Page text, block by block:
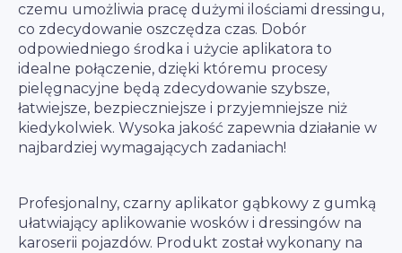
czemu umożliwia pracę dużymi ilościami dressingu,
co zdecydowanie oszczędza czas. Dobór
odpowiedniego środka i użycie aplikatora to
idealne połączenie, dzięki któremu procesy
pielęgnacyjne będą zdecydowanie szybsze,
łatwiejsze, bezpieczniejsze i przyjemniejsze niż
kiedykolwiek. Wysoka jakość zapewnia działanie w
najbardziej wymagających zadaniach!
Profesjonalny, czarny aplikator gąbkowy z gumką
ułatwiający aplikowanie wosków i dressingów na
karoserii pojazdów. Produkt został wykonany na